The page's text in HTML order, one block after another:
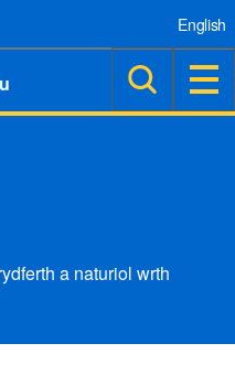
English
a naturiol wrth